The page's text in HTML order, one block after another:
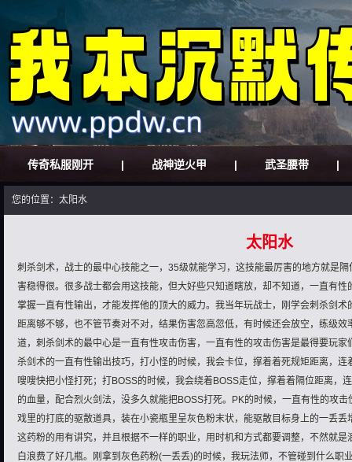
传奇私服刚开 | 战神逆火甲 | 武圣腰带 |
您的位置：太阳水
太阳水
刺杀剑术，战士的最中心技能之一，35级就能学习，这技能最厉害的地方就是
害稳得很。很多战士都会用这技能，但大好些只知道瞎放，却不知道，一直有
掌握一直有性输出，才能发挥他的顶大的威力。我当年玩战士，刚学会刺杀剑
距离够不够，也不管节奏对不对，结果伤害忽高忽低，有时候还会放空，练级
道，刺杀剑术的最中心是一直有性攻击伤害，一直有性的攻击伤害是最得要玩
杀剑术的一直有性输出技巧，打小怪的时候，我会卡位，撑着着死规矩距离，
嗖嗖快把小怪打死；打BOSS的时候，我会绕着BOSS走位，撑着着隔位距离，
的血量，配合烈火剑法，没多久就能把BOSS打死。PK的时候，一直有性的攻
戏里的打底的驱散道具，装在小瓷瓶里呈灰色粉末状，能驱散目标身上的一丢
这药粉的用有讲究，并且根据不一样的职业，用时机和方式都要调整，不然就
白浪费了好几瓶。刚拿到灰色药粉(一丢丢)的时候，我玩法师，不管碰到什么职